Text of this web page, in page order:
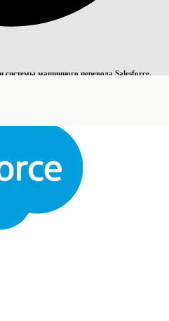
машинного перевода Salesforce.